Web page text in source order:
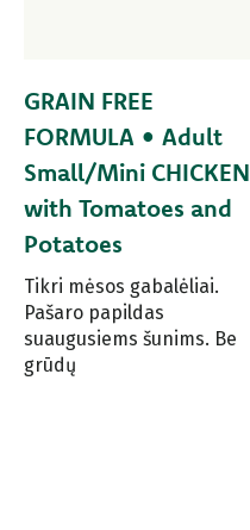
GRAIN FREE
FORMULA • Adult
Small/Mini CHICKEN
with Tomatoes and
Potatoes
Tikri mėsos gabalėliai.
Pašaro papildas
suaugusiems šunims. Be
grūdų